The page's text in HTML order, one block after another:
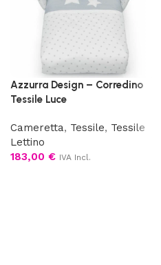
Azzurra Design – Corredino
Tessile Luce
Cameretta, Tessile, Tessile
Lettino
183,00 € IVA Incl.